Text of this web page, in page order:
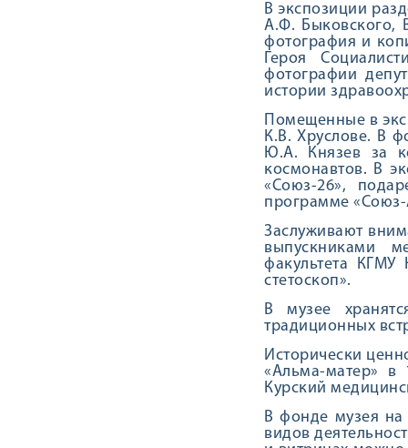
В экспозиции
А.Ф. Быковского,
фотография и
Героя
фотографии
истории
Помещенные в
К.В. Хруслове. В
Ю.А. Князев за
космонавтов. В
«Союз-26»,
программе
Заслуживают
выпускниками
факультета
стетоскоп».
В музее
традиционных
Исторически
«Альма-матер» в
Курский
В фонде музея на
видов